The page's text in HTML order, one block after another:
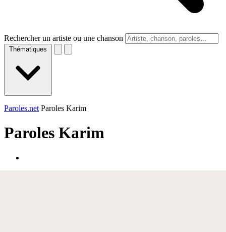
Rechercher un artiste ou une chanson
Thématiques
Paroles.net Paroles Karim
Paroles Karim